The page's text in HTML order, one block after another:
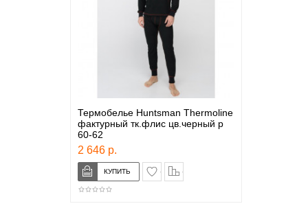
Термобелье Huntsman Thermoline
фактурный тк.флис цв.черный р
60-62
2 646 р.
в закладки